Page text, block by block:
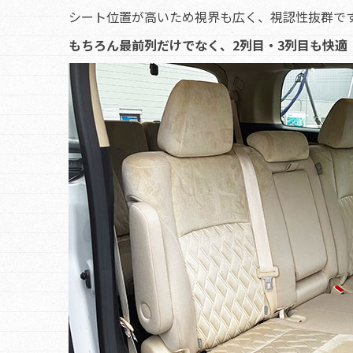
シート位置が高いため視界も広く、視認性抜群で
もちろん最前列だけでなく、2列目・3列目も快適